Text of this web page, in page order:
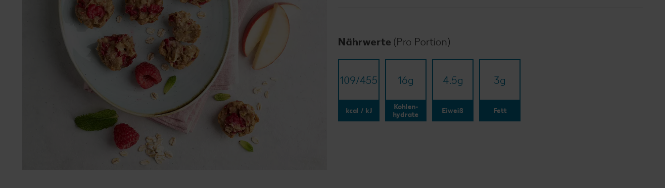
Nährwerte (Pro Portion)
109/​455
kcal / kJ
16g
Kohlen-
hydrate
4.5g
Eiweiß
3g
Fett